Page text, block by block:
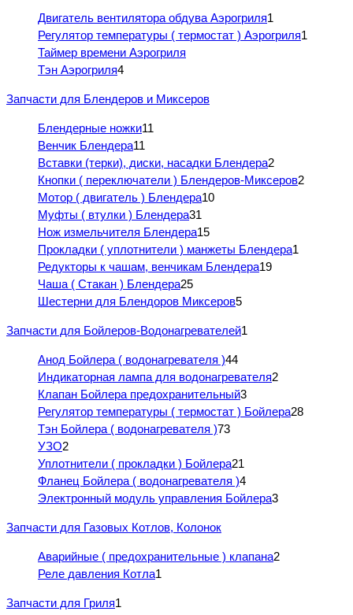
Двигатель вентилятора обдува Аэрогриля1
Регулятор температуры ( термостат ) Аэрогриля1
Таймер времени Аэрогриля
Тэн Аэрогриля4
Запчасти для Блендеров и Миксеров
Блендерные ножки11
Венчик Блендера11
Вставки (терки), диски, насадки Блендера2
Кнопки ( переключатели ) Блендеров-Миксеров2
Мотор ( двигатель ) Блендера10
Муфты ( втулки ) Блендера31
Нож измельчителя Блендера15
Прокладки ( уплотнители ) манжеты Блендера1
Редукторы к чашам, венчикам Блендера19
Чаша ( Стакан ) Блендера25
Шестерни для Блендоров Миксеров5
Запчасти для Бойлеров-Водонагревателей1
Анод Бойлера ( водонагревателя )44
Индикаторная лампа для водонагревателя2
Клапан Бойлера предохранительный3
Регулятор температуры ( термостат ) Бойлера28
Тэн Бойлера ( водонагревателя )73
УЗО2
Уплотнители ( прокладки ) Бойлера21
Фланец Бойлера ( водонагревателя )4
Электронный модуль управления Бойлера3
Запчасти для Газовых Котлов, Колонок
Аварийные ( предохранительные ) клапана2
Реле давления Котла1
Запчасти для Гриля1